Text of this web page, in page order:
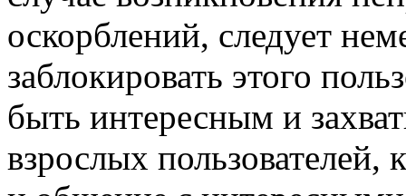
оскорблений, следует
заблокировать этого
быть интересным и
взрослых